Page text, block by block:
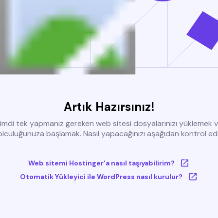
Artık Hazırsınız!
tek yapmanız gereken web sitesi dosyalarınızı yüklemek
başlamak. Nasıl yapacağınızı aşağıdan kontrol
Web sitemi Hostinger'a nasıl taşıyabilirim?
Otomatik Yükleyici ile WordPress nasıl kurulur?